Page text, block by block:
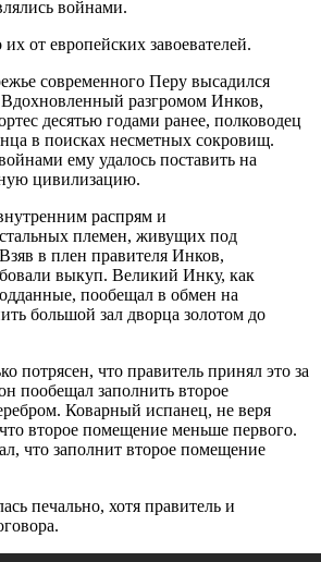
войнами.
от европейских завоевателей.
современного Перу высадился
разгромом Инков,
десятью годами ранее, полководец
в поисках несметных сокровищ.
ему удалось поставить на
цивилизацию.
распрям и
племен, живущих под
в плен правителя Инков,
выкуп. Великий Инку, как
пообещал в обмен на
большой зал дворца золотом до
потрясен, что правитель принял это за
пообещал заполнить второе
Коварный испанец, не веря
второе помещение меньше первого.
что заполнит второе помещение
печально, хотя правитель и